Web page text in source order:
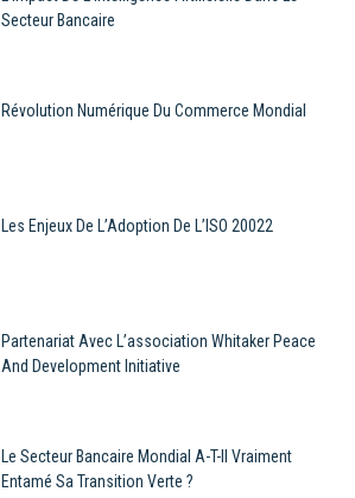
Secteur Bancaire
Révolution Numérique Du Commerce Mondial
Les Enjeux De L’Adoption De L’ISO 20022
Partenariat Avec L’association Whitaker Peace
And Development Initiative
Le Secteur Bancaire Mondial A-T-Il Vraiment
Entamé Sa Transition Verte ?